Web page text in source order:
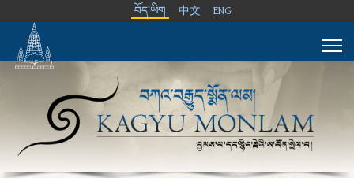
བོད་ཡིག 中文 ENG